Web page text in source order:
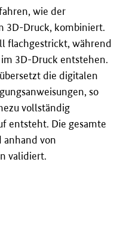
wie der
3D-Druck, kombiniert.
flachgestrickt, während
3D-Druck entstehen.
die digitalen
so
vollständig
entsteht. Die gesamte
anhand von
validiert.